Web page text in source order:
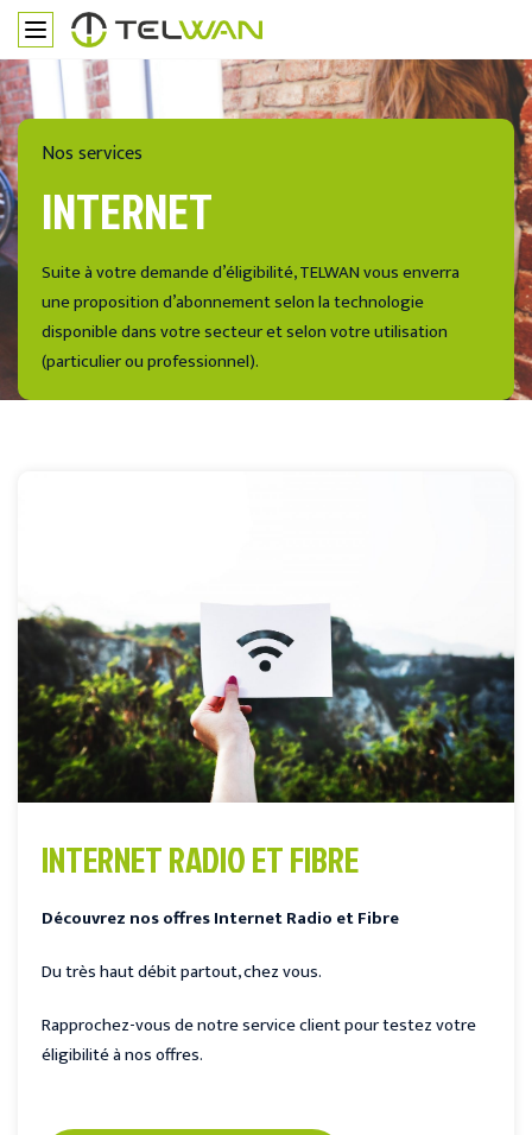
Nos services
INTERNET
Suite à votre demande d’éligibilité, TELWAN vous enverra
une proposition d’abonnement selon la technologie
disponible dans votre secteur et selon votre utilisation
(particulier ou professionnel).
INTERNET RADIO ET FIBRE
Découvrez nos offres Internet Radio et Fibre
Du très haut débit partout, chez vous.
Rapprochez-vous de notre service client pour testez votre
éligibilité à nos offres.